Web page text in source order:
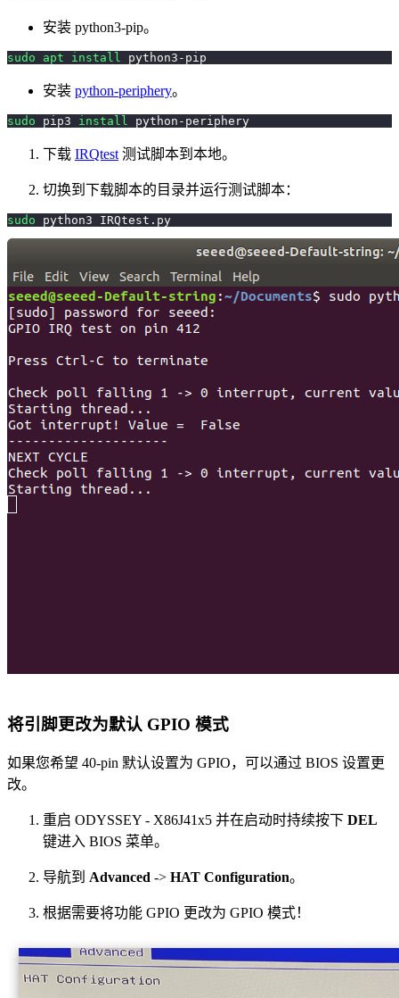
安装 python3-pip。
sudo apt install python3-pip
安装 python-periphery。
sudo pip3 install python-periphery
下载 IRQtest 测试脚本到本地。
切换到下载脚本的目录并运行测试脚本：
sudo python3 IRQtest.py
将引脚更改为默认 GPIO 模式
如果您希望 40-pin 默认设置为 GPIO，可以通过 BIOS 设置更
改。
重启 ODYSSEY - X86J41x5 并在启动时持续按下 DEL
键进入 BIOS 菜单。
导航到 Advanced -> HAT Configuration。
根据需要将功能 GPIO 更改为 GPIO 模式！